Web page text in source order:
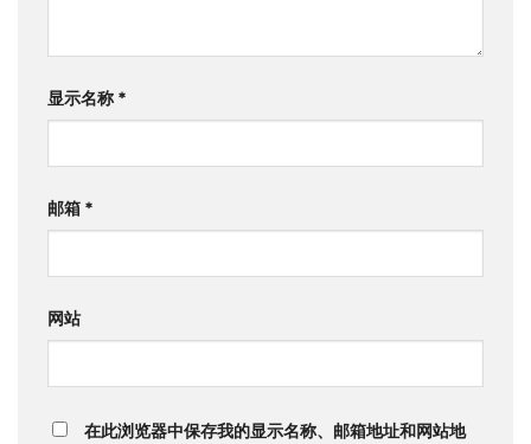
显示名称*
邮箱 *
网站
在此浏览器中保存我的显示名称、邮箱地址和网站地